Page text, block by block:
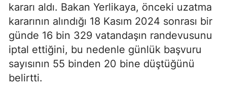
kararı aldı. Bakan Yerlikaya, önceki uzatma
kararının alındığı 18 Kasım 2024 sonrası bir
günde 16 bin 329 vatandaşın randevusunu
iptal ettiğini, bu nedenle günlük başvuru
sayısının 55 binden 20 bine düştüğünü
belirtti.